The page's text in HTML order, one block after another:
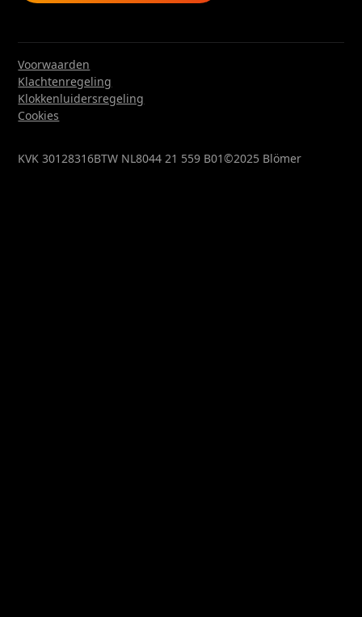
Voorwaarden
Klachtenregeling
Klokkenluidersregeling
Cookies
KVK 30128316BTW NL8044 21 559 B01©2025 Blömer